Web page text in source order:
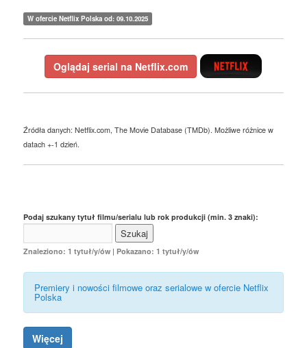
W ofercie Netflix Polska od: 09.10.2025
Oglądaj serial na Netflix.com
Źródła danych: Netflix.com, The Movie Database (TMDb). Możliwe różnice w
datach +-1 dzień.
Podaj szukany tytuł filmu/serialu lub rok produkcji (min. 3 znaki):
Znaleziono: 1 tytuł/y/ów | Pokazano: 1 tytuł/y/ów
Premiery i nowości filmowe oraz serialowe w ofercie Netflix
Polska
Więcej